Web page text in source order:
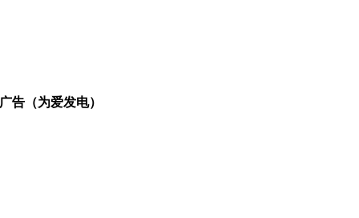
广告（为爱发电）